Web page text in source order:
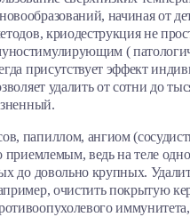
начиная от
криодеструкция не
(
присутствует эффект
удалить от сотни до
папиллом, ангиом
приемлемым, ведь на теле
до довольно крупных.
очистить покрытую